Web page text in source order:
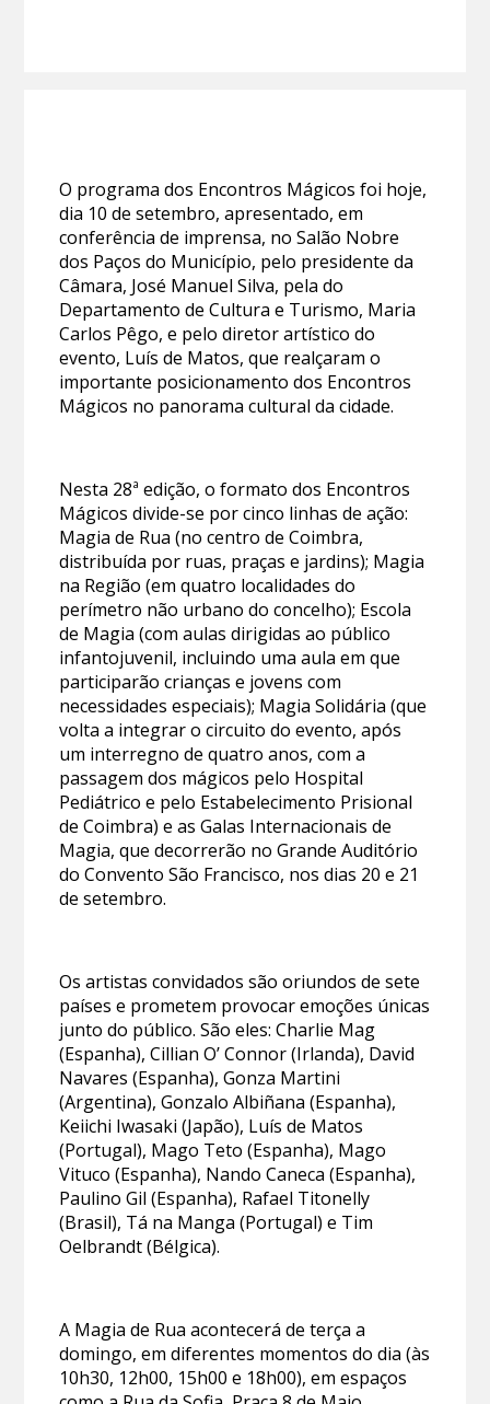
O programa dos Encontros Mágicos foi hoje,
dia 10 de setembro, apresentado, em
conferência de imprensa, no Salão Nobre
dos Paços do Município, pelo presidente da
Câmara, José Manuel Silva, pela do
Departamento de Cultura e Turismo, Maria
Carlos Pêgo, e pelo diretor artístico do
evento, Luís de Matos, que realçaram o
importante posicionamento dos Encontros
Mágicos no panorama cultural da cidade.
Nesta 28ª edição, o formato dos Encontros
Mágicos divide-se por cinco linhas de ação:
Magia de Rua (no centro de Coimbra,
distribuída por ruas, praças e jardins); Magia
na Região (em quatro localidades do
perímetro não urbano do concelho); Escola
de Magia (com aulas dirigidas ao público
infantojuvenil, incluindo uma aula em que
participarão crianças e jovens com
necessidades especiais); Magia Solidária (que
volta a integrar o circuito do evento, após
um interregno de quatro anos, com a
passagem dos mágicos pelo Hospital
Pediátrico e pelo Estabelecimento Prisional
de Coimbra) e as Galas Internacionais de
Magia, que decorrerão no Grande Auditório
do Convento São Francisco, nos dias 20 e 21
de setembro.
Os artistas convidados são oriundos de sete
países e prometem provocar emoções únicas
junto do público. São eles: Charlie Mag
(Espanha), Cillian O’ Connor (Irlanda), David
Navares (Espanha), Gonza Martini
(Argentina), Gonzalo Albiñana (Espanha),
Keiichi Iwasaki (Japão), Luís de Matos
(Portugal), Mago Teto (Espanha), Mago
Vituco (Espanha), Nando Caneca (Espanha),
Paulino Gil (Espanha), Rafael Titonelly
(Brasil), Tá na Manga (Portugal) e Tim
Oelbrandt (Bélgica).
A Magia de Rua acontecerá de terça a
domingo, em diferentes momentos do dia (às
10h30, 12h00, 15h00 e 18h00), em espaços